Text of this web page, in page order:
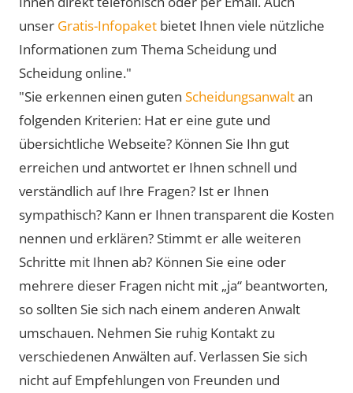
unser Gratis-Infopaket bietet Ihnen viele nützliche
Informationen zum Thema Scheidung und
Scheidung online."
"Sie erkennen einen guten Scheidungsanwaltan
folgenden Kriterien: Hat er eine gute und
übersichtliche Webseite? Können Sie Ihn gut
erreichen und antwortet er Ihnen schnell und
verständlich auf Ihre Fragen? Ist er Ihnen
sympathisch? Kann er Ihnen transparent die Kosten
nennen und erklären? Stimmt er alle weiteren
Schritte mit Ihnen ab? Können Sie eine oder
mehrere dieser Fragen nicht mit „ja“ beantworten,
so sollten Sie sich nach einem anderen Anwalt
umschauen. Nehmen Sie ruhig Kontakt zu
verschiedenen Anwälten auf. Verlassen Sie sich
nicht auf Empfehlungen von Freunden und